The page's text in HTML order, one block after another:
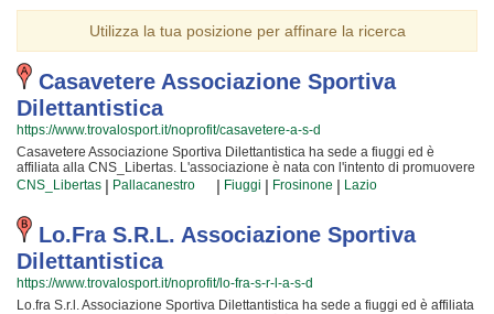
Utilizza la tua posizione per affinare la ricerca
Casavetere Associazione Sportiva
Dilettantistica
https://www.trovalosport.it/noprofit/casavetere-a-s-d
Casavetere Associazione Sportiva Dilettantistica ha sede a fiuggi ed è
affiliata alla CNS_Libertas. L'associazione è nata con l'intento di promuovere
il tennis offrendo tornei sul territorio e corsi per bambini, ragazzi e adulti.
L'attività è incentrata sia sul miglioramento delle capacità motorie e fisiche
degli atleti sia sulla creazione di quelle qualità personali che si acquisiscono
quotidianamente affrontando sfide articolate. Proprio per questo motivo gli
istruttori sono tra i migliori della Provincia e sono convinti di poter trasmettere
quei valori in cui Casavetere Associazione Sportiva Dilettantistica crede fin
dalla sua nascita. La passione, i sacrifici e la continua ricerca della chiave
per migliorare e superare i propri limiti personali rendono il tennis uno sport
unico e da cui si viene immediatamente colpiti. Casavetere Associazione
CNS_Libertas | Pallacanestro | Fiuggi | Frosinone | Lazio
Lo.fra S.r.l. Associazione Sportiva
Dilettantistica
https://www.trovalosport.it/noprofit/lo-fra-s-r-l-a-s-d
Lo.fra S.r.l. Associazione Sportiva Dilettantistica ha sede a fiuggi ed è affiliata